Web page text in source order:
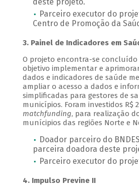
deste projeto.
Parceiro executor do
Centro de Promoção da
3. Painel de Indicadores em
O projeto encontra-se concluído
objetivo implementar e
dados e indicadores de saúde
ampliar o acesso a dados e
simplificadas para gestores de
municípios. Foram investidos R$
matchfunding, para realização
munícipios das regiões Norte e
Doador parceiro do
parceira doadora deste
Parceiro executor do
4. Impulso Previne II